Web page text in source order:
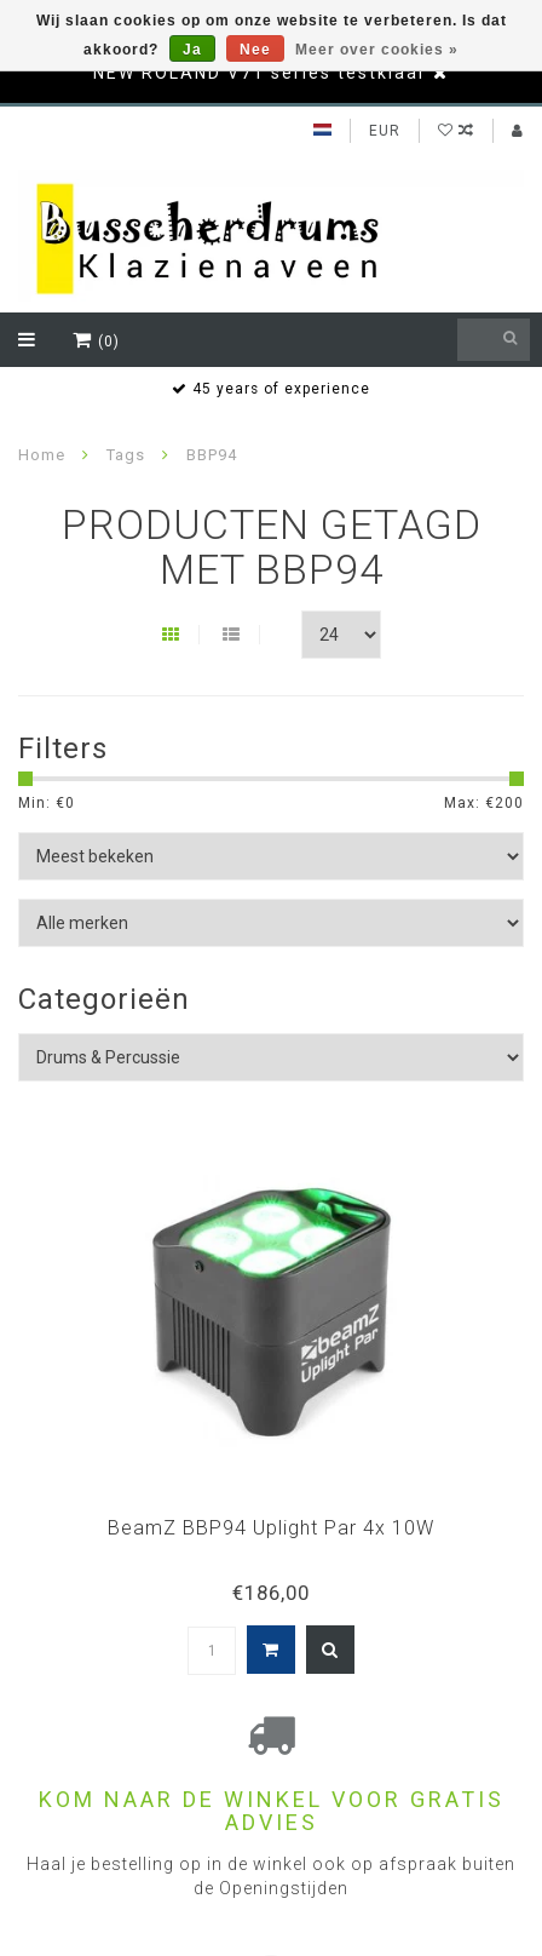
NEW ROLAND V71 series testklaar
EUR
(0)
45 years of experience
Home Tags BBP94
PRODUCTEN GETAGD
MET BBP94
Filters
Min: €0 Max: €200
Categorieën
BeamZ BBP94 Uplight Par 4x 10W
€186,00
Wij slaan cookies op om onze website te verbeteren. Is dat
akkoord?
Ja Nee Meer over cookies »
KOM NAAR DE WINKEL VOOR GRATIS
ADVIES
Haal je bestelling op in de winkel ook op afspraak buiten
de Openingstijden